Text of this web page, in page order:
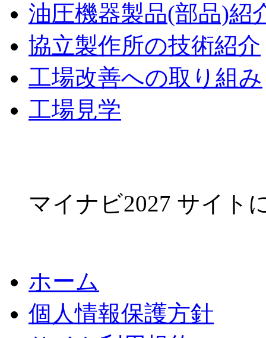
油圧機器製品(部品)紹
協立製作所の技術紹介
工場改善への取り組み
工場見学
マイナビ2027 サイト
ホーム
個人情報保護方針